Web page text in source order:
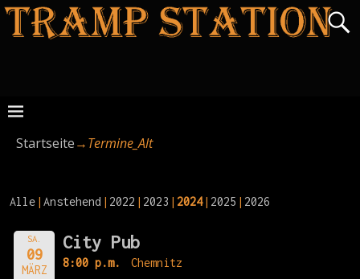
Startseite→Termine_Alt
Alle Anstehend 2022 2023 2024 2025 2026
SA.
09
MÄRZ
City Pub
8:00 p.m. Chemnitz